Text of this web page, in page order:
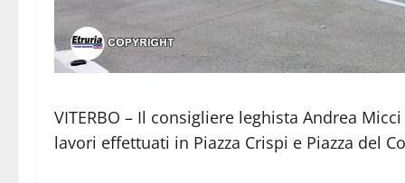
VITERBO – Il consigliere leghista Andrea
lavori effettuati in Piazza Crispi e Piazza del